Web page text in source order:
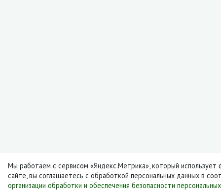
Мы работаем с сервисом «Яндекс.Метрика», который использует
сайте, вы соглашаетесь с обработкой персональных данных в
организации обработки и обеспечения безопасности